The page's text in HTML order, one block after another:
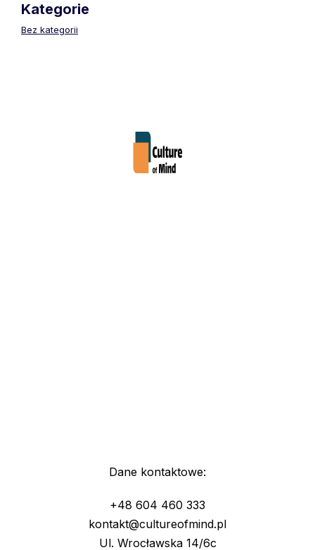
Kategorie
Bez kategorii
Dane kontaktowe:
+48 604 460 333
kontakt@cultureofmind.pl
Ul. Wrocławska 14/6c